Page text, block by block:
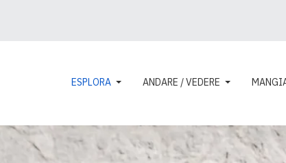
ESPLORA ANDARE / VEDERE